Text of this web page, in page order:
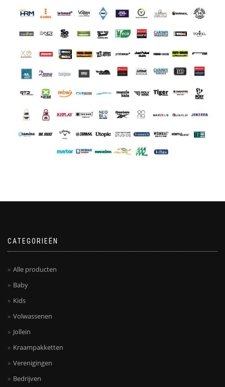
CATEGORIEËN
Alle producten
Baby
Kids
Volwassenen
Jollein
Kraampakketten
Verenigingen
Bedrijven